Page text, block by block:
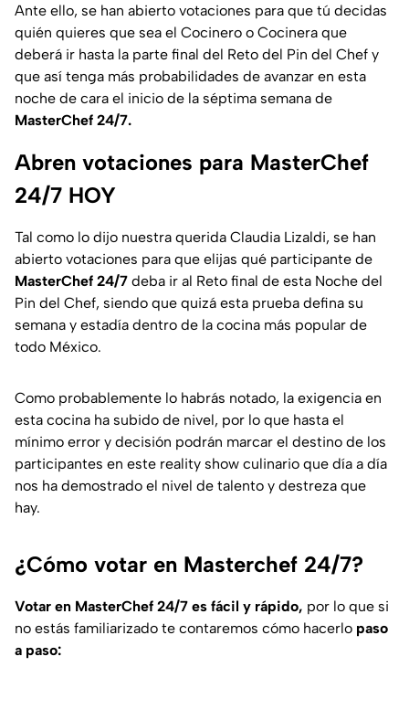
Ante ello, se han abierto votaciones para que tú decidas
quién quieres que sea el Cocinero o Cocinera que
deberá ir hasta la parte final del Reto del Pin del Chef y
que así tenga más probabilidades de avanzar en esta
noche de cara el inicio de la séptima semana de
MasterChef 24/7.
Abren votaciones para MasterChef
24/7 HOY
Tal como lo dijo nuestra querida Claudia Lizaldi, se han
abierto votaciones para que elijas qué participante de
MasterChef 24/7 deba ir al Reto final de esta Noche del
Pin del Chef, siendo que quizá esta prueba defina su
semana y estadía dentro de la cocina más popular de
todo México.
Como probablemente lo habrás notado, la exigencia en
esta cocina ha subido de nivel, por lo que hasta el
mínimo error y decisión podrán marcar el destino de los
participantes en este reality show culinario que día a día
nos ha demostrado el nivel de talento y destreza que
hay.
¿Cómo votar en Masterchef 24/7?
Votar en MasterChef 24/7 es fácil y rápido, por lo que si
no estás familiarizado te contaremos cómo hacerlo paso
a paso: